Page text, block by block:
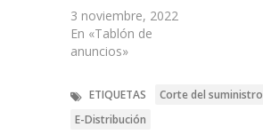
3 noviembre, 2022
En «Tablón de
anuncios»
ETIQUETAS
Corte del suministro
E-Distribución